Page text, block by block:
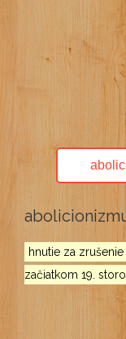
hnutie za
začiatkom 19.